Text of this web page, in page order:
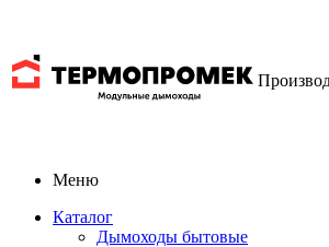
Меню
Каталог
Дымоходы бытовые